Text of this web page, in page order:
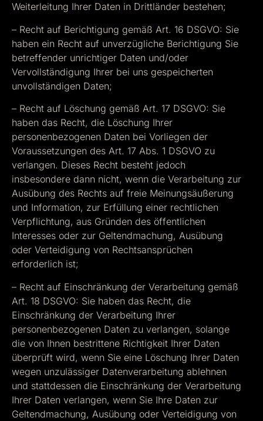
Weiterleitung Ihrer Daten in Drittländer bestehen;
– Recht auf Berichtigung gemäß Art. 16 DSGVO: Sie
haben ein Recht auf unverzügliche Berichtigung Sie
betreffender unrichtiger Daten und/oder
Vervollständigung Ihrer bei uns gespeicherten
unvollständigen Daten;
– Recht auf Löschung gemäß Art. 17 DSGVO: Sie
haben das Recht, die Löschung Ihrer
personenbezogenen Daten bei Vorliegen der
Voraussetzungen des Art. 17 Abs. 1 DSGVO zu
verlangen. Dieses Recht besteht jedoch
insbesondere dann nicht, wenn die Verarbeitung zur
Ausübung des Rechts auf freie Meinungsäußerung
und Information, zur Erfüllung einer rechtlichen
Verpflichtung, aus Gründen des öffentlichen
Interesses oder zur Geltendmachung, Ausübung
oder Verteidigung von Rechtsansprüchen
erforderlich ist;
– Recht auf Einschränkung der Verarbeitung gemäß
Art. 18 DSGVO: Sie haben das Recht, die
Einschränkung der Verarbeitung Ihrer
personenbezogenen Daten zu verlangen, solange
die von Ihnen bestrittene Richtigkeit Ihrer Daten
überprüft wird, wenn Sie eine Löschung Ihrer Daten
wegen unzulässiger Datenverarbeitung ablehnen
und stattdessen die Einschränkung der Verarbeitung
Ihrer Daten verlangen, wenn Sie Ihre Daten zur
Geltendmachung, Ausübung oder Verteidigung von